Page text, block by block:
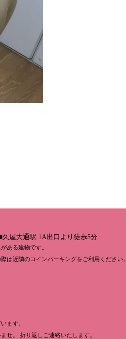
久屋大通駅 1A出口より徒歩5分
ある建物です。
は近隣のコインパーキングをご利用ください。
ます。
せ。 折り返しご連絡いたします。